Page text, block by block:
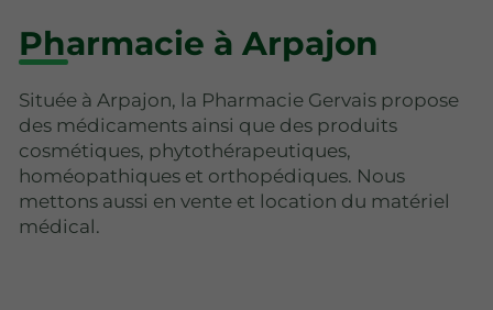
Pharmacie à Arpajon
Située à Arpajon, la Pharmacie Gervais propose
des médicaments ainsi que des produits
cosmétiques, phytothérapeutiques,
homéopathiques et orthopédiques. Nous
mettons aussi en vente et location du matériel
médical.